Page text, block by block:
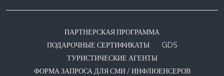
ПАРТНЕРСКАЯ ПРОГРАММА
ПОДАРОЧНЫЕ СЕРТИФИКАТЫ
GDS
ТУРИСТИЧЕСКИЕ АГЕНТЫ
ФОРМА ЗАПРОСА ДЛЯ СМИ / ИНФЛЮЕНСЕРОВ